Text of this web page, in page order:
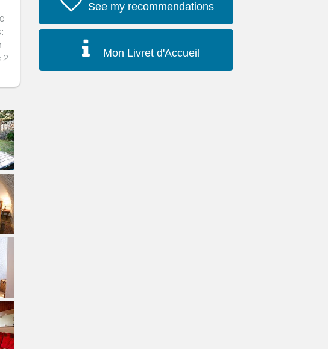
2
See my recommendations
Mon Livret d'Accueil